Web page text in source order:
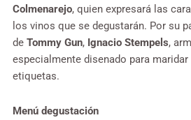
Colmenarejo, quien expresará las
los vinos que se degustarán. Por su
de Tommy Gun, Ignacio Stempels,
especialmente disenado para maridar
etiquetas.
Menú degustación